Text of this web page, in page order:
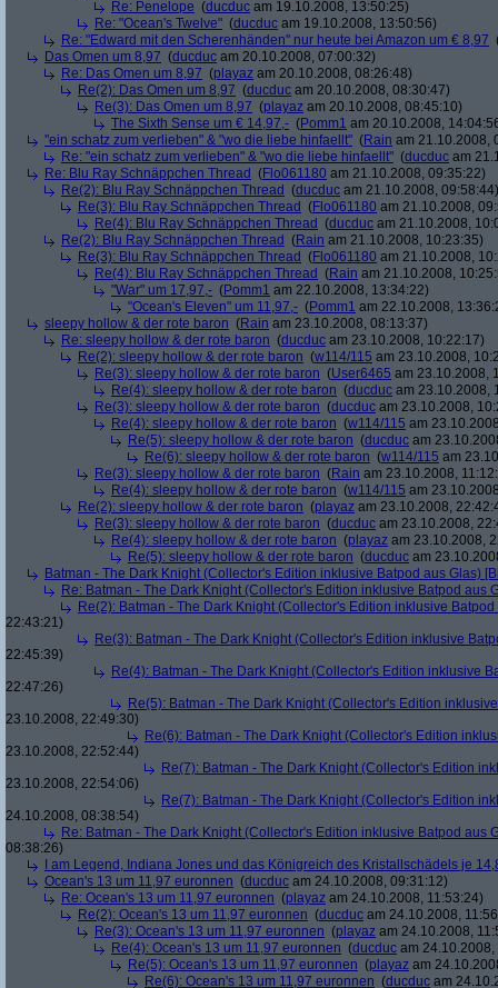
Re: Penelope (ducduc am 19.10.2008, 13:50:25)
Re: "Ocean's Twelve" (ducduc am 19.10.2008, 13:50:56)
Re: "Edward mit den Scherenhänden" nur heute bei Amazon um € 8,97
Das Omen um 8,97 (ducduc am 20.10.2008, 07:00:32)
Re: Das Omen um 8,97 (playaz am 20.10.2008, 08:26:48)
Re(2): Das Omen um 8,97 (ducduc am 20.10.2008, 08:30:47)
Re(3): Das Omen um 8,97 (playaz am 20.10.2008, 08:45:10)
The Sixth Sense um € 14,97,- (Pomm1 am 20.10.2008,
"ein schatz zum verlieben" & "wo die liebe hinfaellt" (Rain am 21.10.2008,
Re: "ein schatz zum verlieben" & "wo die liebe hinfaellt" (ducduc am
Re: Blu Ray Schnäppchen Thread (Flo061180 am 21.10.2008, 09:35:22)
Re(2): Blu Ray Schnäppchen Thread (ducduc am 21.10.2008, 09:58:44)
Re(3): Blu Ray Schnäppchen Thread (Flo061180 am 21.10.2008,
Re(4): Blu Ray Schnäppchen Thread (ducduc am 21.10.2008,
Re(2): Blu Ray Schnäppchen Thread (Rain am 21.10.2008, 10:23:35)
Re(3): Blu Ray Schnäppchen Thread (Flo061180 am 21.10.2008,
Re(4): Blu Ray Schnäppchen Thread (Rain am 21.10.2008,
"War" um 17,97,- (Pomm1 am 22.10.2008, 13:34:22)
"Ocean's Eleven" um 11,97,- (Pomm1 am 22.10.2008,
sleepy hollow & der rote baron (Rain am 23.10.2008, 08:13:37)
Re: sleepy hollow & der rote baron (ducduc am 23.10.2008, 10:22:17)
Re(2): sleepy hollow & der rote baron (w114/115 am 23.10.2008,
Re(3): sleepy hollow & der rote baron (User6465 am 23.10.2008,
Re(4): sleepy hollow & der rote baron (ducduc am 23.10.2008,
Re(3): sleepy hollow & der rote baron (ducduc am 23.10.2008,
Re(4): sleepy hollow & der rote baron (w114/115 am
Re(5): sleepy hollow & der rote baron (ducduc am
Re(6): sleepy hollow & der rote baron (w114/115 am
Re(3): sleepy hollow & der rote baron (Rain am 23.10.2008,
Re(4): sleepy hollow & der rote baron (w114/115 am
Re(2): sleepy hollow & der rote baron (playaz am 23.10.2008,
Re(3): sleepy hollow & der rote baron (ducduc am 23.10.2008,
Re(4): sleepy hollow & der rote baron (playaz am 23.10.2008,
Re(5): sleepy hollow & der rote baron (ducduc am
Batman - The Dark Knight (Collector's Edition inklusive Batpod aus Glas)
Re: Batman - The Dark Knight (Collector's Edition inklusive Batpod aus
Re(2): Batman - The Dark Knight (Collector's Edition inklusive
22:43:21)
Re(3): Batman - The Dark Knight (Collector's Edition inklusive
22:45:39)
Re(4): Batman - The Dark Knight (Collector's Edition inklusive
22:47:26)
Re(5): Batman - The Dark Knight (Collector's Edition
23.10.2008, 22:49:30)
Re(6): Batman - The Dark Knight (Collector's Edition
23.10.2008, 22:52:44)
Re(7): Batman - The Dark Knight (Collector's Edition
23.10.2008, 22:54:06)
Re(7): Batman - The Dark Knight (Collector's Edition
24.10.2008, 08:38:54)
Re: Batman - The Dark Knight (Collector's Edition inklusive Batpod aus
08:38:26)
I am Legend, Indiana Jones und das Königreich des Kristallschädels je
Ocean's 13 um 11,97 euronnen (ducduc am 24.10.2008, 09:31:12)
Re: Ocean's 13 um 11,97 euronnen (playaz am 24.10.2008, 11:53:24)
Re(2): Ocean's 13 um 11,97 euronnen (ducduc am 24.10.2008,
Re(3): Ocean's 13 um 11,97 euronnen (playaz am 24.10.2008,
Re(4): Ocean's 13 um 11,97 euronnen (ducduc am
Re(5): Ocean's 13 um 11,97 euronnen (playaz am
Re(6): Ocean's 13 um 11,97 euronnen (ducduc am